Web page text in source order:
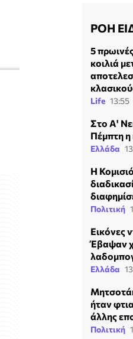
ΡΟΗ
5
κοιλιά
Life 13:55
Στο Α'
Πέμπτη η
Ελλάδα
Η
Πολιτική
Εικόνες
Έβαψαν
Ελλάδα
ήταν
άλλης
Πολιτική